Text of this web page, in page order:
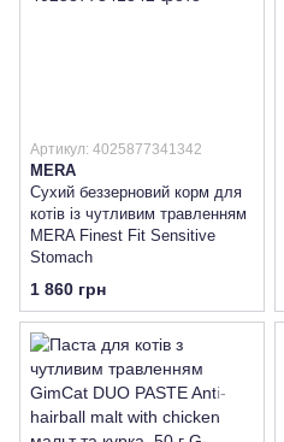
Артикул: 4025877341342
MERA
Сухий беззерновий корм для
котів із чутливим травленням
MERA Finest Fit Sensitive
Stomach
1 860 грн